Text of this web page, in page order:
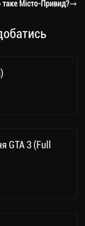
Місто-Привид?
GTA 3 (Full